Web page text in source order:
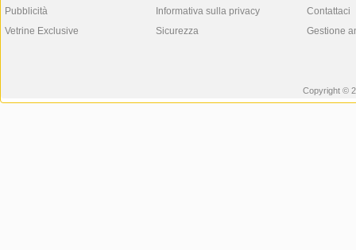
Pubblicità
Vetrine Exclusive
Informativa sulla privacy
Sicurezza
Contattaci
Gestione
Copyright ©